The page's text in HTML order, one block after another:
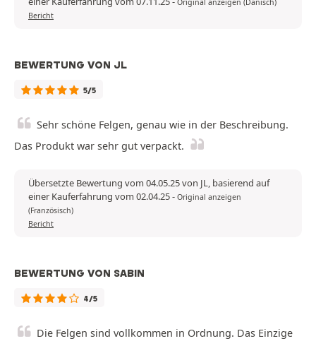
Original anzeigen (Dänisch)
Bericht
BEWERTUNG VON JL
5/5
Sehr schöne Felgen, genau wie in der Beschreibung.
Das Produkt war sehr gut verpackt.
Übersetzte Bewertung vom 04.05.25 von JL, basierend auf
einer Kauferfahrung vom 02.04.25- Original anzeigen
(Französisch)
Bericht
BEWERTUNG VON SABIN
4/5
Die Felgen sind vollkommen in Ordnung. Das Einzige